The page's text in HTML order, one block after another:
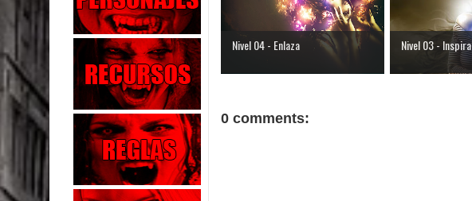
Nivel 04 - Enlaza Nivel 03 - Inspira
0 comments: